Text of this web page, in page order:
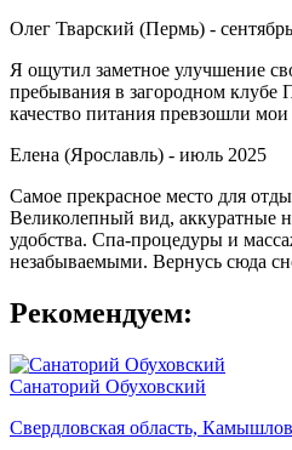
Олег Тварский (Пермь) -
Я ощутил заметное улучшение
пребывания в загородном клубе
качество питания превзошли
Елена (Ярославль) - июль 2025
Самое прекрасное место для
Великолепный вид, аккуратные
удобства. Спа-процедуры и
незабываемыми. Вернусь сюда
Рекомендуем:
Санаторий Обуховский
Свердловская область,